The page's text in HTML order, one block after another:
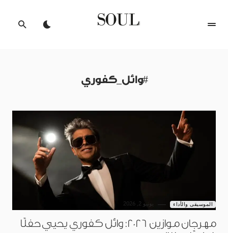
#وائل_كفوري
الموسيقى والأداء يونيو 2, 2026
مهرجان موازين 2026: وائل كفوري يحيي حفلًا